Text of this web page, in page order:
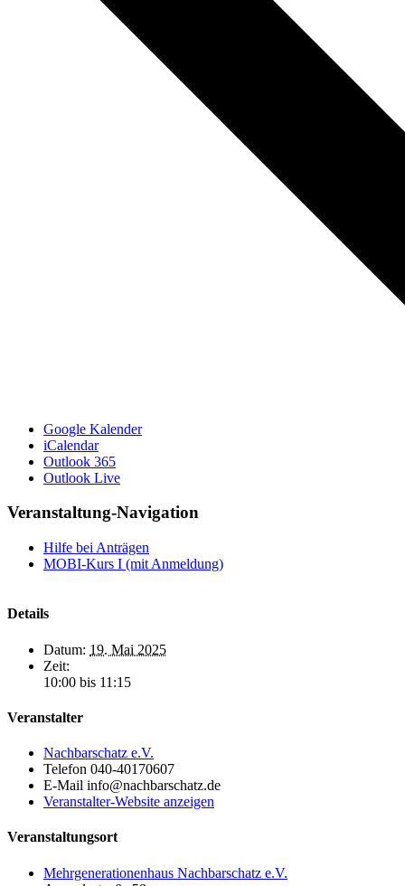
Google Kalender
iCalendar
Outlook 365
Outlook Live
Veranstaltung-Navigation
Hilfe bei Anträgen
MOBI-Kurs I (mit Anmeldung)
Details
Datum: 19. Mai 2025
Zeit:
10:00 bis 11:15
Veranstalter
Nachbarschatz e.V.
Telefon 040-40170607
E-Mail info@nachbarschatz.de
Veranstalter-Website anzeigen
Veranstaltungsort
Mehrgenerationenhaus Nachbarschatz e.V.